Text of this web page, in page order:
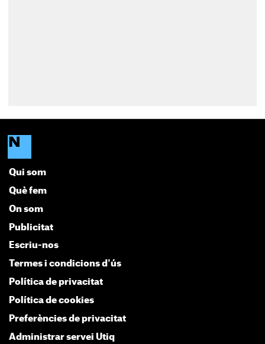
Qui som
Què fem
On som
Publicitat
Escriu-nos
Termes i condicions d'ús
Política de privacitat
Política de cookies
Preferències de privacitat
Administrar servei Utiq